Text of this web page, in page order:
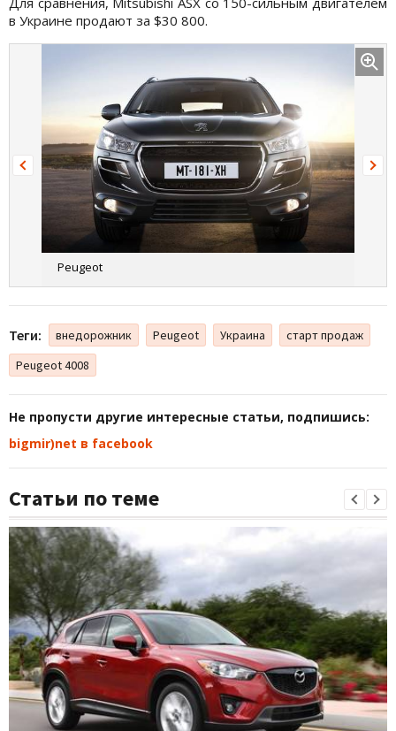
в Украине продают за $30 800.
Peugeot
Теги: внедорожник Peugeot Украина
старт продаж
Peugeot 4008
Не пропусти другие интересные статьи, подпишись:
bigmir)net в facebook
Статьи по теме